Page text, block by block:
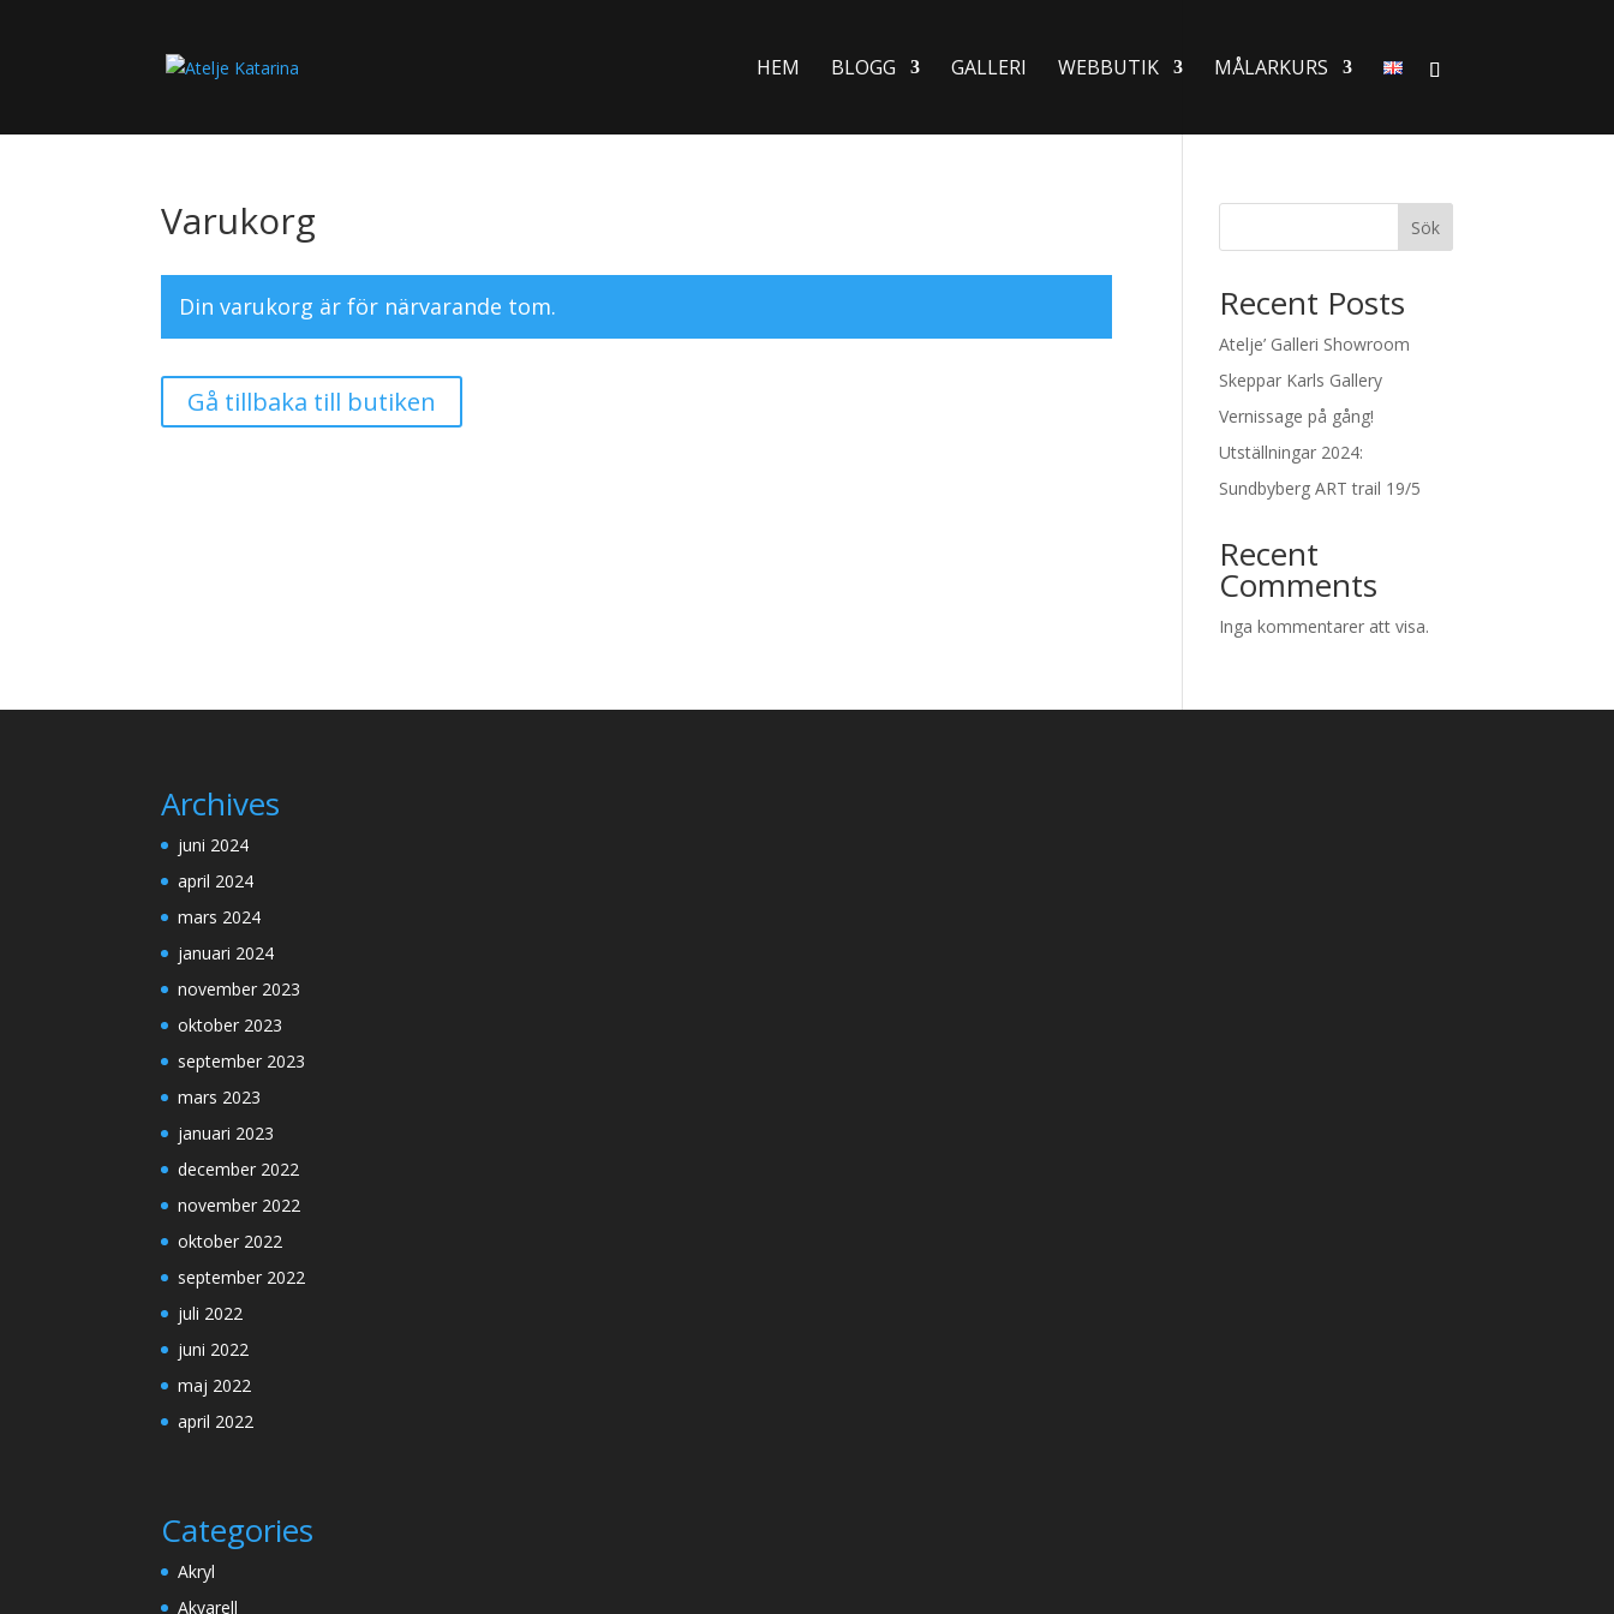
HEM BLOGG GALLERI WEBBUTIK MÅLARKURS
Varukorg
Din varukorg är för närvarande tom.
Gå tillbaka till butiken
Sök
Recent Posts
Atelje’ Galleri Showroom
Skeppar Karls Gallery
Vernissage på gång!
Utställningar 2024:
Sundbyberg ART trail 19/5
Recent
Comments
Inga kommentarer att visa.
Archives
juni 2024
april 2024
mars 2024
januari 2024
november 2023
oktober 2023
september 2023
mars 2023
januari 2023
december 2022
november 2022
oktober 2022
september 2022
juli 2022
juni 2022
maj 2022
april 2022
Categories
Akryl
Akvarell